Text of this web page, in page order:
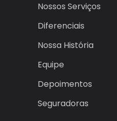
Nossos Serviços
Diferenciais
Nossa História
Equipe
Depoimentos
Seguradoras